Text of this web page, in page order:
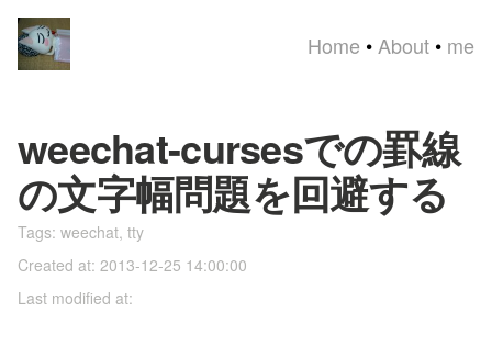
Home • About • me
weechat-cursesでの罫線
の文字幅問題を回避する
Tags: weechat, tty
Created at: 2013-12-25 14:00:00
Last modified at: